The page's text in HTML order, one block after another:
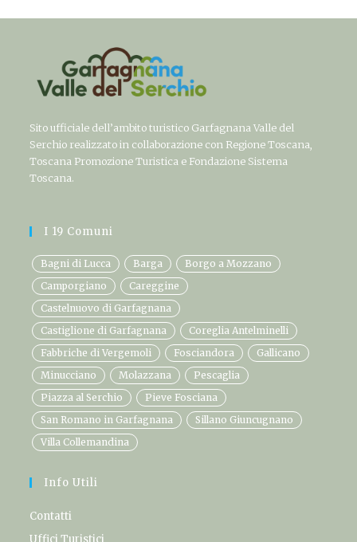
Sito ufficiale dell’ambito turistico Garfagnana Valle del
Serchio realizzato in collaborazione con Regione Toscana,
Toscana Promozione Turistica e Fondazione Sistema
Toscana.
I 19 Comuni
Bagni di Lucca Barga
Borgo a Mozzano
Camporgiano
Careggine
Castelnuovo di Garfagnana
Castiglione di Garfagnana
Coreglia Antelminelli
Fabbriche di Vergemoli
Fosciandora
Gallicano
Minucciano
Molazzana
Pescaglia
Piazza al Serchio
Pieve Fosciana
San Romano in Garfagnana
Sillano Giuncugnano
Villa Collemandina
Info Utili
Contatti